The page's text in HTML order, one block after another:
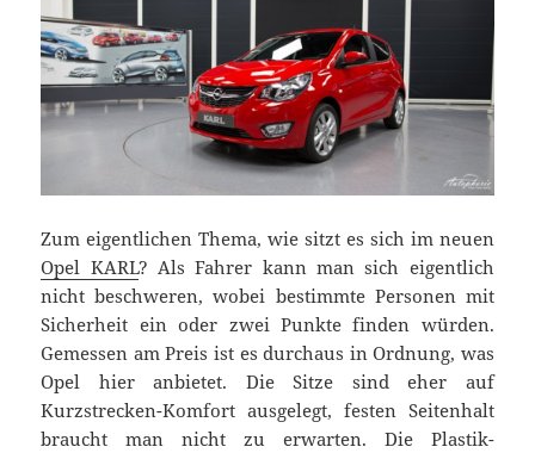
Zum eigentlichen Thema, wie sitzt es sich im neuen
Opel KARL? Als Fahrer kann man sich eigentlich
nicht beschweren, wobei bestimmte Personen mit
Sicherheit ein oder zwei Punkte finden würden.
Gemessen am Preis ist es durchaus in Ordnung, was
Opel hier anbietet. Die Sitze sind eher auf
Kurzstrecken-Komfort ausgelegt, festen Seitenhalt
braucht man nicht zu erwarten. Die Plastik-